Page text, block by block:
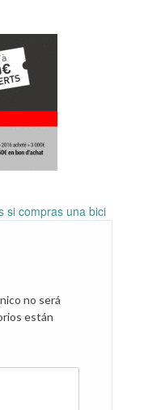
si compras una bici
no será
están